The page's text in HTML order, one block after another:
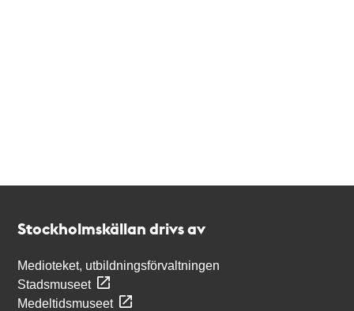
Stockholmskällan drivs av
Medioteket, utbildningsförvaltningen
Stadsmuseet
Medeltidsmuseet